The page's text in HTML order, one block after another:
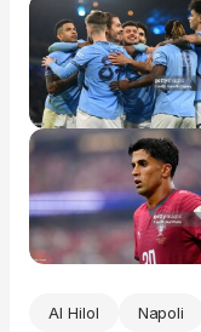
Al Hilol Napoli